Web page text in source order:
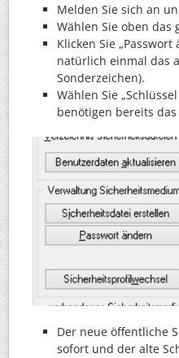
Melden Sie sich an
Wählen Sie oben das
Klicken Sie
natürlich einmal das
Sonderzeichen).
Wählen Sie
benötigen bereits das
Der neue öffentliche
sofort und der alte